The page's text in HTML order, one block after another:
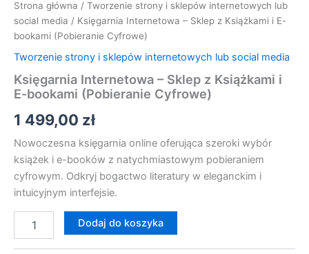
Strona główna / Tworzenie strony i sklepów internetowych lub
social media / Księgarnia Internetowa – Sklep z Książkami i E-
bookami (Pobieranie Cyfrowe)
Tworzenie strony i sklepów internetowych lub social media
Księgarnia Internetowa – Sklep z Książkami i
E-bookami (Pobieranie Cyfrowe)
1 499,00 zł
Nowoczesna księgarnia online oferująca szeroki wybór
książek i e-booków z natychmiastowym pobieraniem
cyfrowym. Odkryj bogactwo literatury w eleganckim i
intuicyjnym interfejsie.
Dodaj do koszyka